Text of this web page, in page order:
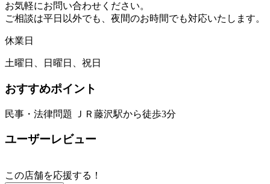
お気軽にお問い合わせください。
ご相談は平日以外でも、夜間のお時間でも対応いたします。
休業日
土曜日、日曜日、祝日
おすすめポイント
民事・法律問題 ＪＲ藤沢駅から徒歩3分
ユーザーレビュー
この店舗を応援する！